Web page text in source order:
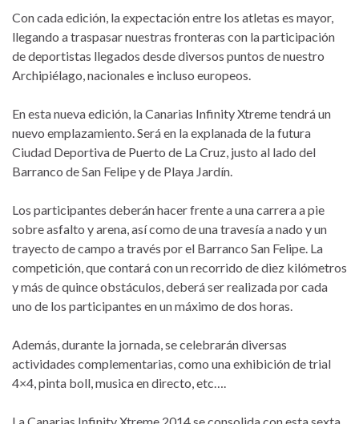
Con cada edición, la expectación entre los atletas es mayor,
llegando a traspasar nuestras fronteras con la participación
de deportistas llegados desde diversos puntos de nuestro
Archipiélago, nacionales e incluso europeos.
En esta nueva edición, la Canarias Infinity Xtreme tendrá un
nuevo emplazamiento. Será en la explanada de la futura
Ciudad Deportiva de Puerto de La Cruz, justo al lado del
Barranco de San Felipe y de Playa Jardín.
Los participantes deberán hacer frente a una carrera a pie
sobre asfalto y arena, así como de una travesía a nado y un
trayecto de campo a través por el Barranco San Felipe. La
competición, que contará con un recorrido de diez kilómetros
y más de quince obstáculos, deberá ser realizada por cada
uno de los participantes en un máximo de dos horas.
Además, durante la jornada, se celebrarán diversas
actividades complementarias, como una exhibición de trial
4×4, pinta boll, musica en directo, etc….